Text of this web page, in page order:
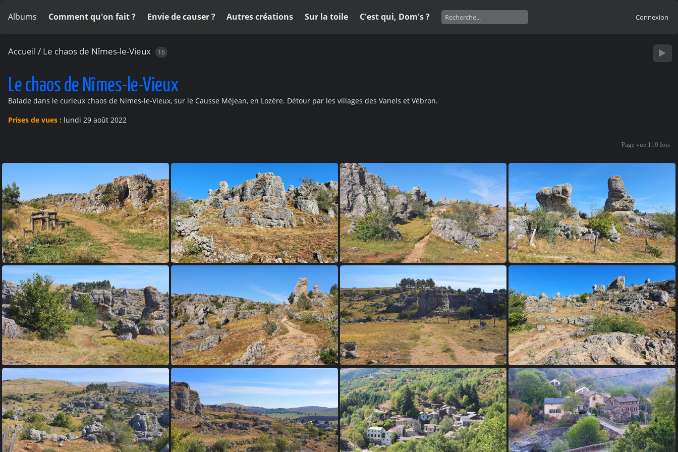
Albums Comment qu'on fait ? Envie de causer ? Autres créations Sur la toile C'est qui, Dom's ? Connexion
Accueil / Le chaos de Nîmes-le-Vieux 16
Le chaos de Nîmes-le-Vieux
Balade dans le curieux chaos de Nimes-le-Vieux, sur le Causse Méjean, en Lozère. Détour par les villages des Vanels et Vébron.
Prises de vues : lundi 29 août 2022
Page vue 110 fois
01 - chaos de nimes-le-vieux 02 - chaos de nimes-le-vieux 03 - chaos de nimes-le-vieux 04 - chaos de nimes-le-vieux
05 - chaos de nimes-le-vieux 06 - chaos de nimes-le-vieux 07 - chaos de nimes-le-vieux 08 - chaos de nimes-le-vieux